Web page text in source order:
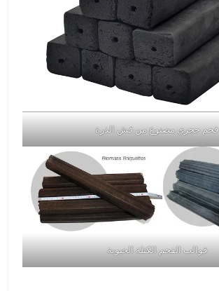
فحم حجري مصنوع من قش الذرة
قوالب الفحم الكتلة الحيوية